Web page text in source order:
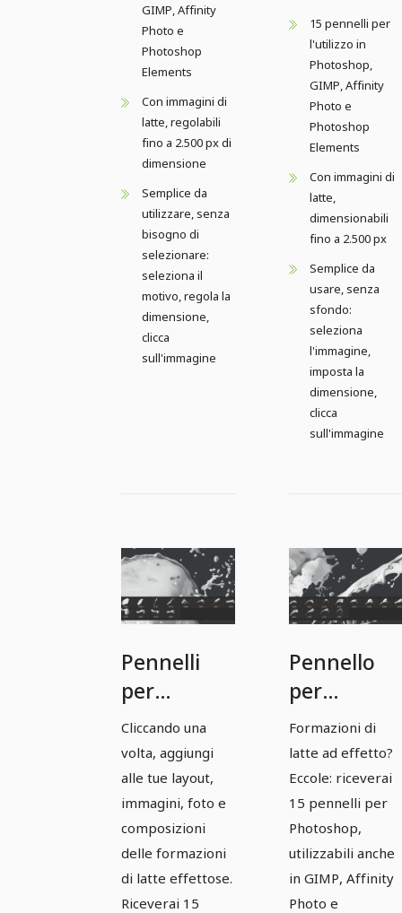
GIMP, Affinity
Photo e
Photoshop
Elements
Con immagini di
latte, regolabili
fino a 2.500 px di
dimensione
Semplice da
utilizzare, senza
bisogno di
selezionare:
seleziona il
motivo, regola la
dimensione,
clicca
sull'immagine
15 pennelli per
l'utilizzo in
Photoshop,
GIMP, Affinity
Photo e
Photoshop
Elements
Con immagini di
latte,
dimensionabili
fino a 2.500 px
Semplice da
usare, senza
sfondo:
seleziona
l'immagine,
imposta la
dimensione,
clicca
sull'immagine
Pennelli
per
Photoshop,
GIMP,
Affinity
Photo &
Co:
Immagini
di latte 3.
Cliccando una
volta, aggiungi
alle tue layout,
immagini, foto e
composizioni
delle formazioni
di latte effettose.
Riceverai 15
Pennello
per
Photoshop,
GIMP,
Affinity
Photo &
Co:
Immagini
di latte 4
Formazioni di
latte ad effetto?
Eccole: riceverai
15 pennelli per
Photoshop,
utilizzabili anche
in GIMP, Affinity
Photo e